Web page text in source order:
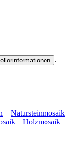
.
Natursteinmosaik
Holzmosaik